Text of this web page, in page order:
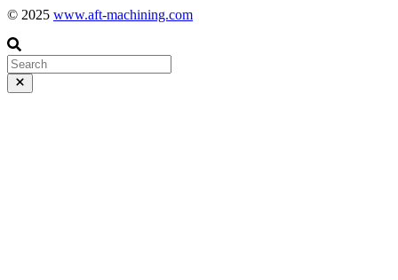
© 2025 www.aft-machining.com